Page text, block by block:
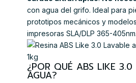
con agua del grifo. Ideal para
prototipos mecánicos y
impresoras SLA/DLP 365-405nm.
¿POR QUÉ ABS LIKE
AGUA?